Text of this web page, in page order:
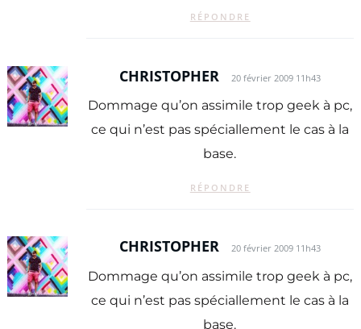
RÉPONDRE
CHRISTOPHER 20 février 2009 11h43
Dommage qu’on assimile trop geek à pc,
ce qui n’est pas spéciallement le cas à la
base.
RÉPONDRE
CHRISTOPHER 20 février 2009 11h43
Dommage qu’on assimile trop geek à pc,
ce qui n’est pas spéciallement le cas à la
base.